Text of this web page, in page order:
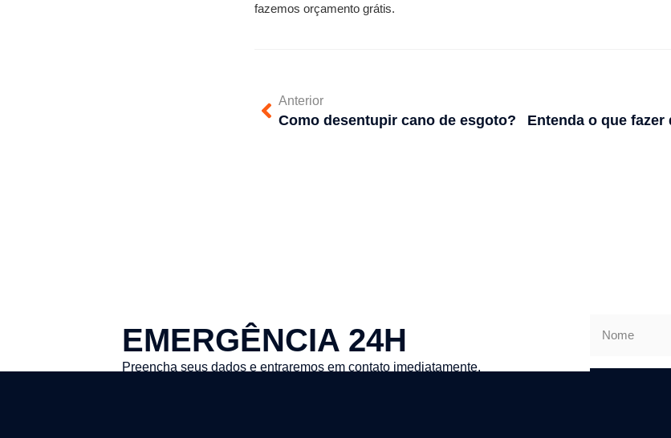
fazemos orçamento grátis.
Anterior
Como desentupir cano de esgoto?
EMERGÊNCIA 24H
Preencha seus dados e entraremos em contato imediatamente.